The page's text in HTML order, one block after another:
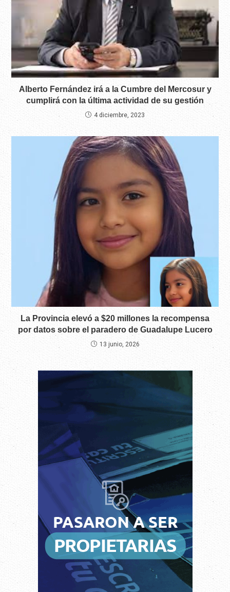
Alberto Fernández irá a la Cumbre del Mercosur y
cumplirá con la última actividad de su gestión
4 diciembre, 2023
La Provincia elevó a $20 millones la recompensa
por datos sobre el paradero de Guadalupe Lucero
13 junio, 2026